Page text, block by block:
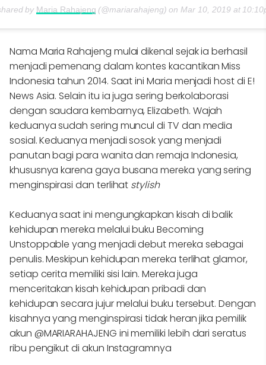
by Maria Rahajeng (@mariarahajeng) on Mar 10, 2019 at
Nama Maria Rahajeng mulai dikenal sejak ia berhasil
menjadi pemenang dalam kontes kacantikan Miss
Indonesia tahun 2014. Saat ini Maria menjadi host di E!
News Asia. Selain itu ia juga sering berkolaborasi
dengan saudara kembarnya, Elizabeth. Wajah
keduanya sudah sering muncul di TV dan media
sosial. Keduanya menjadi sosok yang menjadi
panutan bagi para wanita dan remaja Indonesia,
khususnya karena gaya busana mereka yang sering
menginspirasi dan terlihat stylish
Keduanya saat ini mengungkapkan kisah di balik
kehidupan mereka melalui buku Becoming
Unstoppable yang menjadi debut mereka sebagai
penulis. Meskipun kehidupan mereka terlihat glamor,
setiap cerita memiliki sisi lain. Mereka juga
menceritakan kisah kehidupan pribadi dan
kehidupan secara jujur melalui buku tersebut. Dengan
kisahnya yang menginspirasi tidak heran jika pemilik
akun @MARIARAHAJENG ini memiliki lebih dari seratus
ribu pengikut di akun Instagramnya